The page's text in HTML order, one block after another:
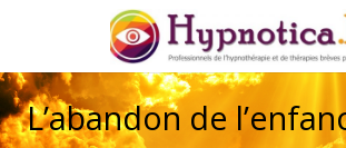
L’abandon de